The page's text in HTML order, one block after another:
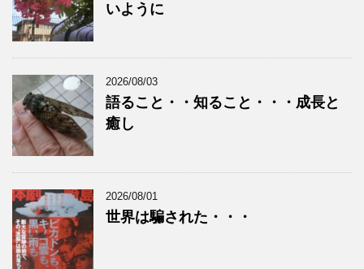
いように
2026/08/03
語ること・・知ること・・・成長と
癒し
2026/08/01
世界は騙された・・・